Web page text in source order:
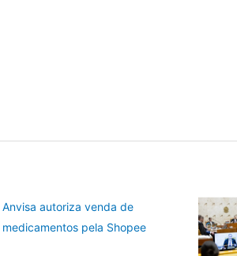
Anvisa autoriza venda de
medicamentos pela Shopee